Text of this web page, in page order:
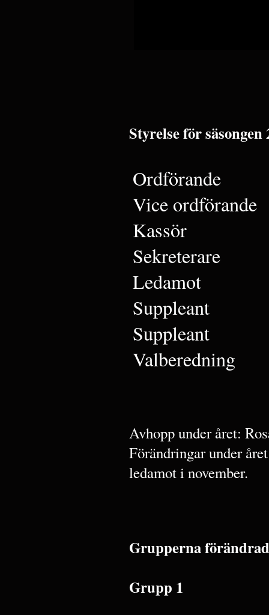
Styrelse för säsongen
Ordförande
Vice ordförande
Kassör
Sekreterare
Ledamot
Suppleant
Suppleant
Valberedning
Avhopp under året:
Förändringar under
ledamot i november.
Grupperna
Grupp 1